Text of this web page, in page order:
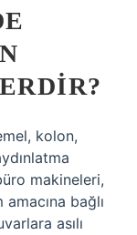
kolon,
makineleri,
bağlı
asılı